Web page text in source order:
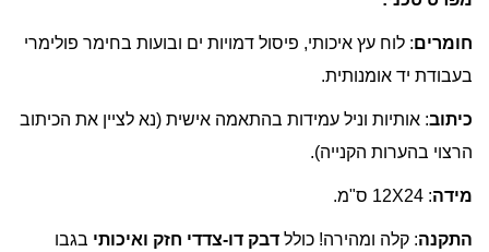
חומרים: לוח עץ איכותי, פיסול דמויות ים ובועות בחימר פולימרי
בעבודת יד אומנותית.
כיתוב: אותיות וניל עמידות בהתאמה אישית (נא לציין את הכיתוב
הרצוי בהערות הקנייה).
מידה: 12X24 ס"מ.
התקנה: קלה ומהירה! כולל דבק דו-צדדי חזק ואיכותי בגבו